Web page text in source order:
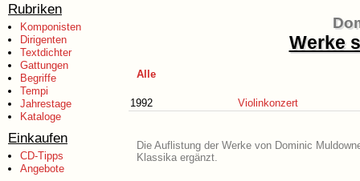
Rubriken
Komponisten
Dirigenten
Textdichter
Gattungen
Begriffe
Tempi
Jahrestage
Kataloge
Einkaufen
CD-Tipps
Angebote
Werke
Alle
1992 Violinkonzert
Die Auflistung der Werke von Dominic
Klassika ergänzt.